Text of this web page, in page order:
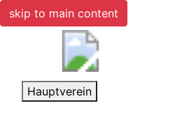
skip to main content
Toggle navigation
Hauptverein